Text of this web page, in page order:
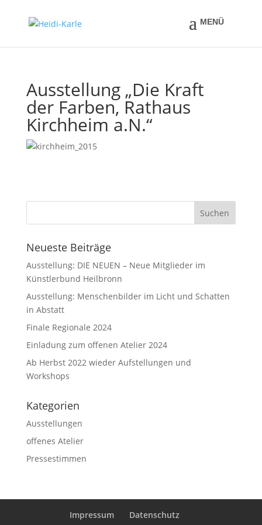
Ausstellung „Die Kraft
der Farben, Rathaus
Kirchheim a.N.“
Neueste Beiträge
Ausstellung: DIE NEUEN – Neue Mitglieder im
Künstlerbund Heilbronn
Ausstellung: Menschenbilder im Licht und Schatten
in Abstatt
Finale Regionale 2024
Einladung zum offenen Atelier 2024
Ab Herbst 2022 wieder Aufstellungen und
Workshops
Kategorien
Ausstellungen
offenes Atelier
Pressestimmen
Impressum
Datenschutz